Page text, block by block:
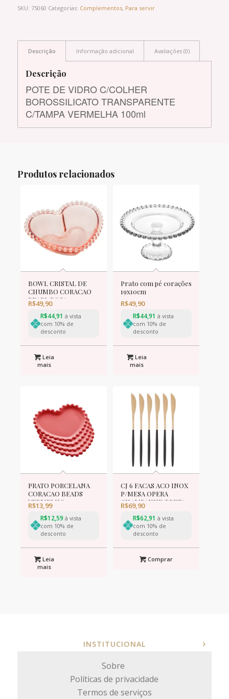
SKU: 75060 Categorias: Complementos, Para servir
Descrição Informação adicional Avaliações (0)
Descrição
POTE DE VIDRO C/COLHER
BOROSSILICATO TRANSPARENTE
C/TAMPA VERMELHA 100ml
Produtos relacionados
BOWL CRISTAL DE
CHUMBO CORACAO
PEARL ROSA
17,5x15x5,5cm
R$49,90
R$44,91 à vista
com 10% de
desconto
Leia
mais
Prato com pé corações
19x10cm
R$49,90
R$44,91 à vista
com 10% de
desconto
Leia
mais
PRATO PORCELANA
CORACAO BEADS
VERMELHO 12x10x1cm
R$13,99
R$12,59 à vista
com 10% de
desconto
Leia
mais
CJ 6 FACAS ACO INOX
P/MESA OPERA
CHAMPANHE/PRETA
22cm
R$69,90
R$62,91 à vista
com 10% de
desconto
Comprar
INSTITUCIONAL
Sobre
Políticas de privacidade
Termos de serviços